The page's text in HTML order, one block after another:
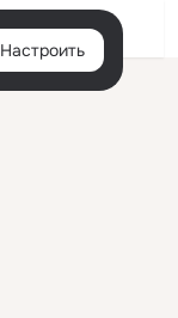
Войти
Настроить